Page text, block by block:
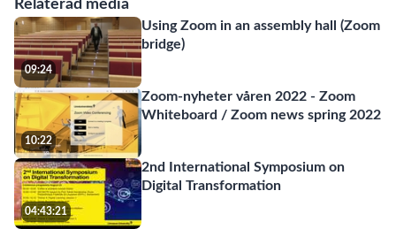
Relaterad media
09:24
Using Zoom in an assembly hall (Zoom
bridge)
10:22
Zoom-nyheter våren 2022 - Zoom
Whiteboard / Zoom news spring 2022
04:43:21
2nd International Symposium on
Digital Transformation